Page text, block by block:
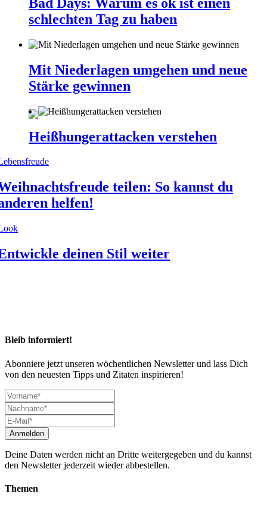
schlechten Tag zu haben
Mit Niederlagen umgehen und neue
Stärke gewinnen
Heißhungerattacken verstehen
teilen: So kannst du
helfen!
deinen Stil weiter
Bleib informiert!
Abonniere jetzt unseren wöchentlichen Newsletter und lass Dich
von den neuesten Tipps und Zitaten inspirieren!
Deine Daten werden nicht an Dritte weitergegeben und du kannst
den Newsletter jederzeit wieder abbestellen.
Themen